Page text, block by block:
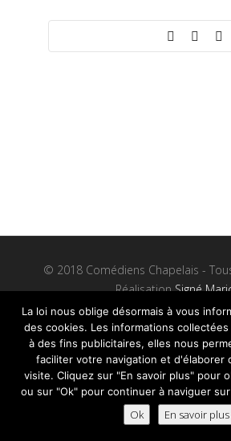
© 2018 Comédiens Chapelais -
RéalisationSigné
Mentions Légaleset Plan
La loi nous oblige désormais à vous
des cookies. Les informations
à des fins publicitaires, elles nous
faciliter votre navigation et d'élaborer
visite. Cliquez sur "En savoir plus" pour
ou sur "Ok" pour continuer à naviguer
Ok En savoir plus